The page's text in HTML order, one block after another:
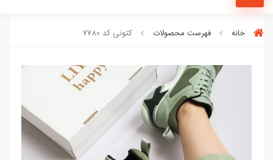
خانه فهرست محصولات کتونی کد 7780